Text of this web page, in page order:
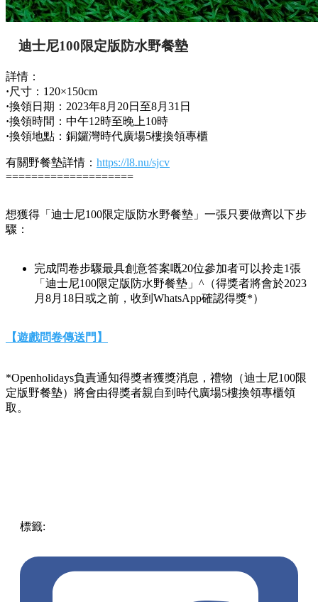
迪士尼100限定版防水野餐墊
詳情：
·尺寸：120×150cm
·換領日期：2023年8月20日至8月31日
·換領時間：中午12時至晚上10時
·換領地點：銅鑼灣時代廣場5樓換領專櫃
有關野餐墊詳情： https://l8.nu/sjcv
====================
想獲得「迪士尼100限定版防水野餐墊」一張只要做齊以下步
驟：
完成問卷步驟最具創意答案嘅20位參加者可以拎走1張
「迪士尼100限定版防水野餐墊」^（得獎者將會於2023
月8月18日或之前，收到WhatsApp確認得獎*）
【遊戲問卷傳送門】
*Openholidays負責通知得獎者獲獎消息，禮物（迪士尼100限
定版野餐墊）將會由得獎者親自到時代廣場5樓換領專櫃領
取。
標籤: